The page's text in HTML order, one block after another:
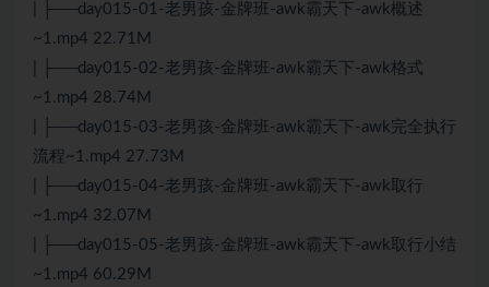
| ├──day015-01-老男孩-金牌班-awk霸天下-awk概述
~1.mp4 22.71M
| ├──day015-02-老男孩-金牌班-awk霸天下-awk格式
~1.mp4 28.74M
| ├──day015-03-老男孩-金牌班-awk霸天下-awk完全执行
流程~1.mp4 27.73M
| ├──day015-04-老男孩-金牌班-awk霸天下-awk取行
~1.mp4 32.07M
| ├──day015-05-老男孩-金牌班-awk霸天下-awk取行小结
~1.mp4 60.29M